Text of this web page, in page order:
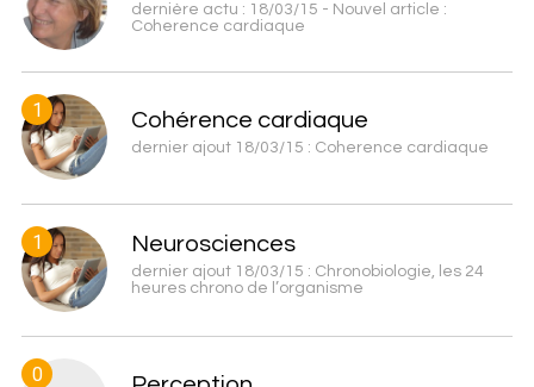
dernière actu : 18/03/15 - Nouvel article :
Coherence cardiaque
1 Cohérence cardiaque
dernier ajout 18/03/15 : Coherence cardiaque
1 Neurosciences
dernier ajout 18/03/15 : Chronobiologie, les 24
heures chrono de l’organisme
0